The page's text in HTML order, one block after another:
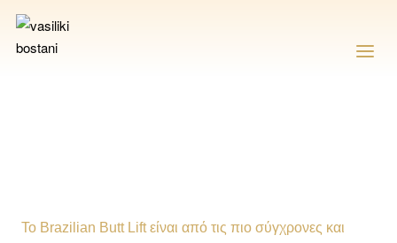
Το Brazilian Butt Lift είναι από τις πιο σύγχρονες και